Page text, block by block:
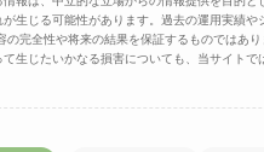
が生じる可能性があります。過去の運用実績
の完全性や将来の結果を保証するものではあ
生じたいかなる損害についても、当サイト